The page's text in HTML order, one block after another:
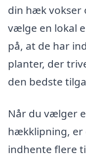
din hæk vokser
vælge en lokal
på, at de har
planter, der
den bedste
Når du vælger
hækklipning, er
indhente flere